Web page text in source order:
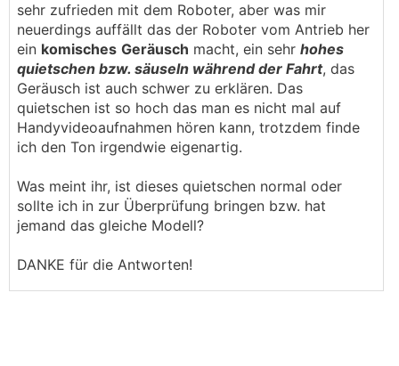
sehr zufrieden mit dem Roboter, aber was mir
neuerdings auffällt das der Roboter vom Antrieb her
ein komisches Geräusch macht, ein sehr hohes
quietschen bzw. säuseln während der Fahrt, das
Geräusch ist auch schwer zu erklären. Das
quietschen ist so hoch das man es nicht mal auf
Handyvideoaufnahmen hören kann, trotzdem finde
ich den Ton irgendwie eigenartig.
Was meint ihr, ist dieses quietschen normal oder
sollte ich in zur Überprüfung bringen bzw. hat
jemand das gleiche Modell?
DANKE für die Antworten!